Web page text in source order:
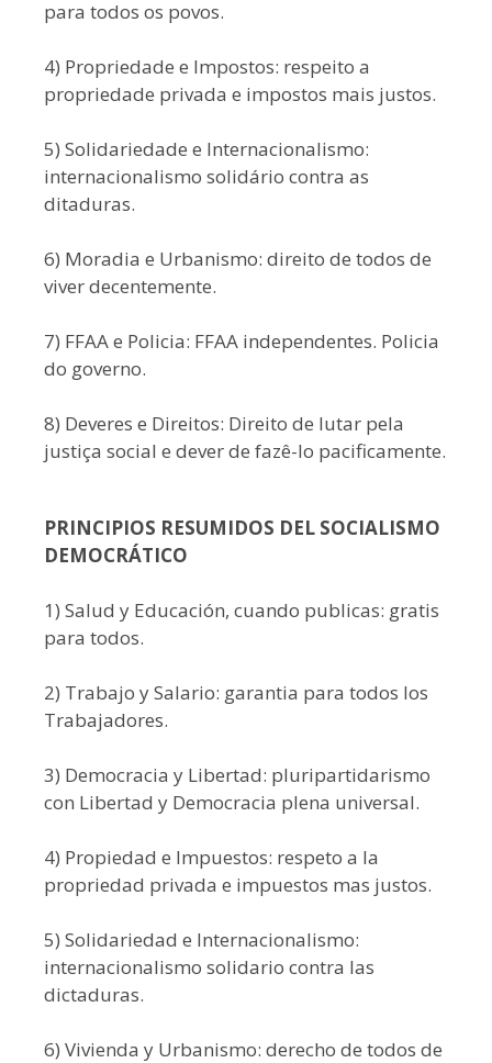
para todos os povos.
4) Propriedade e Impostos: respeito a
propriedade privada e impostos mais justos.
5) Solidariedade e Internacionalismo:
internacionalismo solidário contra as
ditaduras.
6) Moradia e Urbanismo: direito de todos de
viver decentemente.
7) FFAA e Policia: FFAA independentes. Policia
do governo.
8) Deveres e Direitos: Direito de lutar pela
justiça social e dever de fazê-lo pacificamente.
PRINCIPIOS RESUMIDOS DEL SOCIALISMO
DEMOCRÁTICO
1) Salud y Educación, cuando publicas: gratis
para todos.
2) Trabajo y Salario: garantia para todos los
Trabajadores.
3) Democracia y Libertad: pluripartidarismo
con Libertad y Democracia plena universal.
4) Propiedad e Impuestos: respeto a la
propriedad privada e impuestos mas justos.
5) Solidariedad e Internacionalismo:
internacionalismo solidario contra las
dictaduras.
6) Vivienda y Urbanismo: derecho de todos de